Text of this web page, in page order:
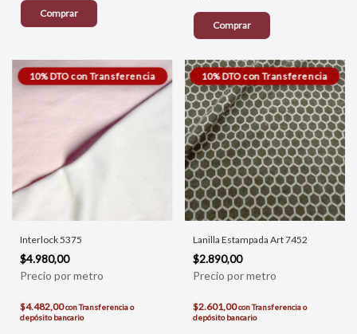
Comprar
Comprar
Interlock 5375
$4.980,00
$4.482,00conTransferencia o
depósito bancario
Lanilla Estampada Art 7452
$2.890,00
$2.601,00conTransferencia o
depósito bancario